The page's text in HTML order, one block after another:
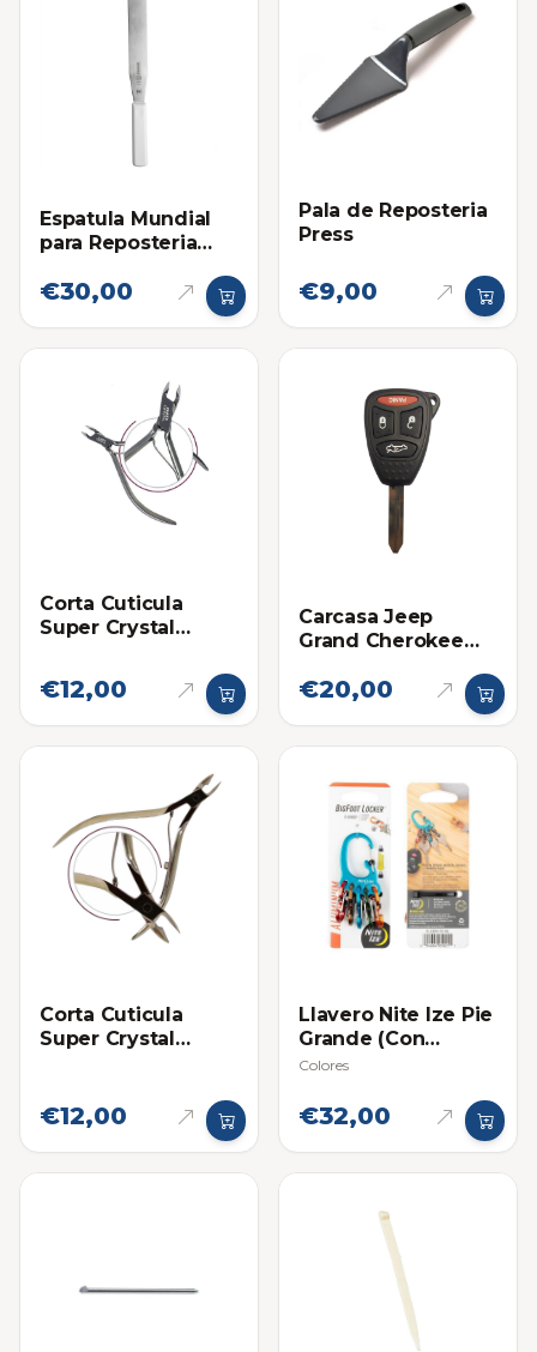
Espatula Mundial
para Reposteria
€30,00
Pala de Reposteria
Press
€9,00
Corta Cuticula
Super Crystal
1/2
€12,00
Carcasa Jeep
Grand Cherokee
€20,00
Corta Cuticula
Super Crystal
€12,00
Llavero Nite Ize Pie
Grande (Con
Separadores)
Colores
€32,00